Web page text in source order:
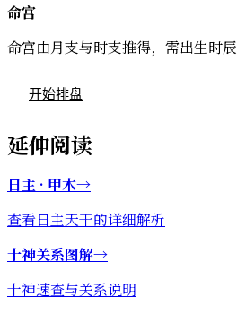
命宫
命宫由月支与时支推得，需出生时辰
开始排盘
延伸阅读
日主 · 甲木→
查看日主天干的详细解析
十神关系图解→
十神速查与关系说明